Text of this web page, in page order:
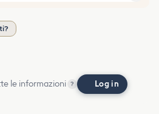
le informazioni ? Log in